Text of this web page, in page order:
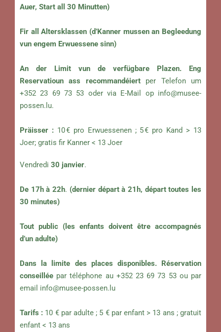
Auer, Start all 30 Minutten)
Fir all Altersklassen (d’Kanner mussen an Begleedung
vun engem Erwuessene sinn)
An der Limit vun de verfügbare Plazen. Eng
Reservatioun ass recommandéiert per Telefon um
+352 23 69 73 53 oder via E-Mail op info@musee-
possen.lu.
Präisser : 10 € pro Erwuessenen ; 5 € pro Kand > 13
Joer; gratis fir Kanner < 13 Joer
Vendredi 30 janvier.
De 17h à 22h. (dernier départ à 21h, départ toutes les
30 minutes)
Tout public (les enfants doivent être accompagnés
d’un adulte)
Dans la limite des places disponibles. Réservation
conseillée par téléphone au +352 23 69 73 53 ou par
email info@musee-possen.lu
Tarifs : 10 € par adulte ; 5 € par enfant > 13 ans ; gratuit
enfant < 13 ans